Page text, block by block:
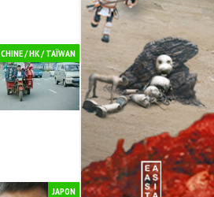
CHINE / HK / TAÏWAN
JAPON